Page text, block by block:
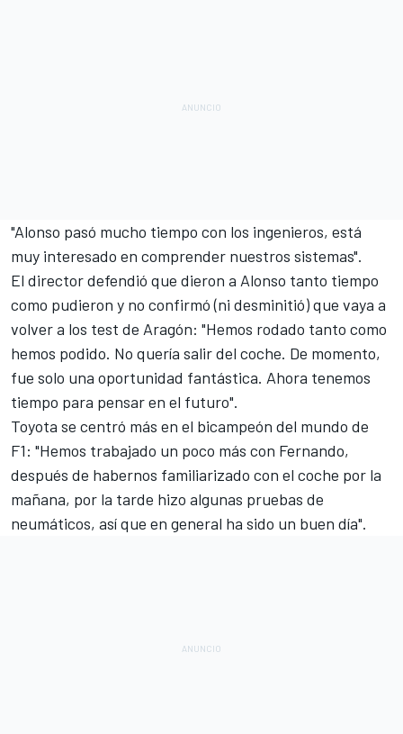
"Alonso pasó mucho tiempo con los ingenieros, está
muy interesado en comprender nuestros sistemas".
El director defendió que dieron a Alonso tanto tiempo
como pudieron y no confirmó (ni desminitió) que vaya a
volver a los test de Aragón: "Hemos rodado tanto como
hemos podido. No quería salir del coche. De momento,
fue solo una oportunidad fantástica. Ahora tenemos
tiempo para pensar en el futuro".
Toyota se centró más en el bicampeón del mundo de
F1: "Hemos trabajado un poco más con Fernando,
después de habernos familiarizado con el coche por la
mañana, por la tarde hizo algunas pruebas de
neumáticos, así que en general ha sido un buen día".